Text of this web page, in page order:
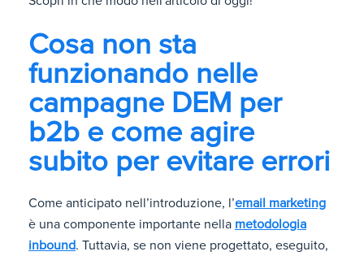
Cosa non sta
funzionando nelle
campagne DEM per
b2b e come agire
subito per evitare errori
Come anticipato nell’introduzione, l’email marketing
è una componente importante nella metodologia
inbound. Tuttavia, se non viene progettato, eseguito,